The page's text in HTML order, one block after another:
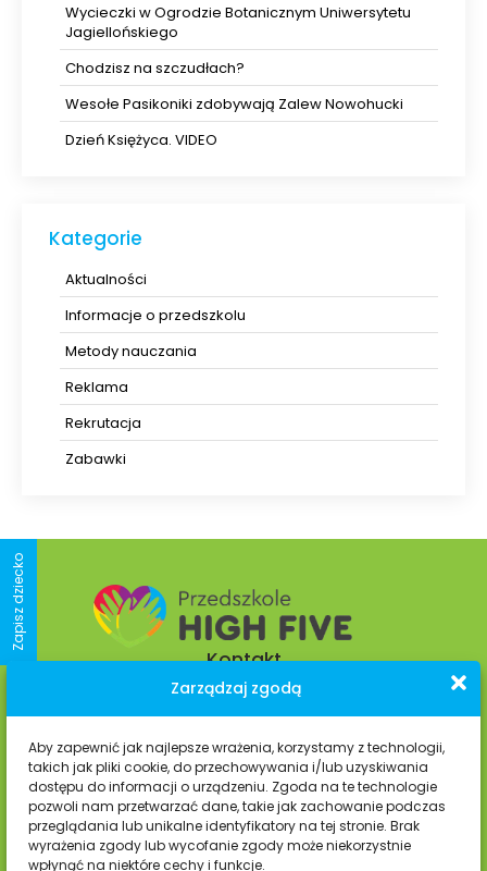
Zarządzaj zgodą
Aby zapewnić jak najlepsze wrażenia, korzystamy z technologii,
takich jak pliki cookie, do przechowywania i/lub uzyskiwania
dostępu do informacji o urządzeniu. Zgoda na te technologie
pozwoli nam przetwarzać dane, takie jak zachowanie podczas
przeglądania lub unikalne identyfikatory na tej stronie. Brak
wyrażenia zgody lub wycofanie zgody może niekorzystnie
wpłynąć na niektóre cechy i funkcje.
Wycieczki w Ogrodzie Botanicznym Uniwersytetu
Jagiellońskiego
Chodzisz na szczudłach?
Wesołe Pasikoniki zdobywają Zalew Nowohucki
Dzień Księżyca. VIDEO
Kategorie
Aktualności
Informacje o przedszkolu
Metody nauczania
Reklama
Rekrutacja
Zabawki
Zapisz dziecko
Kontakt
os. Kolorowe 9 D-E,
31-939 Kraków
+48 535 035 650
przedszkolehighfive@gmail.com